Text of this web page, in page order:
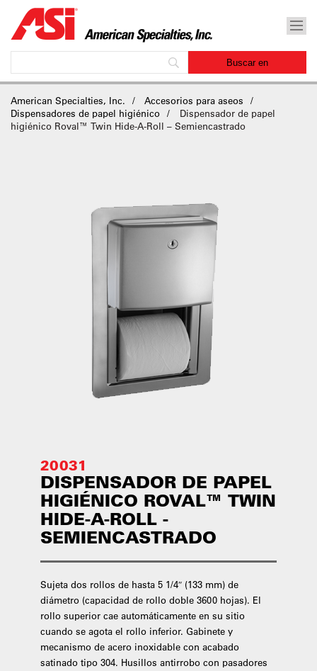
American Specialties, Inc.
Accesorios para aseos
Dispensadores de papel higiénico
Dispensador de papel
higiénico Roval™ Twin Hide-A-Roll – Semiencastrado
20031
DISPENSADOR DE PAPEL
HIGIÉNICO ROVAL™ TWIN
HIDE-A-ROLL -
SEMIENCASTRADO
Sujeta dos rollos de hasta 5 1/4″ (133 mm) de
diámetro (capacidad de rollo doble 3600 hojas). El
rollo superior cae automáticamente en su sitio
cuando se agota el rollo inferior. Gabinete y
mecanismo de acero inoxidable con acabado
satinado tipo 304. Husillos antirrobo con pasadores